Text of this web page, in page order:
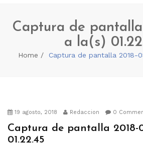
Captura de pantalla
a la(s)
Home Captura de pantalla 2018-
19 agosto, 2018 Redaccion 0
Captura de pantalla 2018-
01.22.45